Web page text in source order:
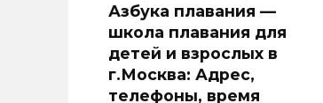
Азбука плавания —
школа плавания для
детей и взрослых в
г.Москва: Адрес,
телефоны, время